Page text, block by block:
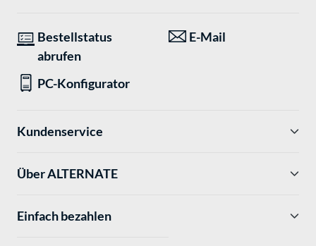
Bestellstatus
abrufen
E-Mail
PC-Konfigurator
Kundenservice
Über ALTERNATE
Einfach bezahlen